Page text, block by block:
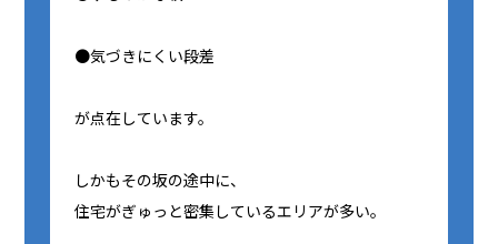
●気づきにくい段差
が点在しています。
しかもその坂の途中に、
住宅がぎゅっと密集しているエリアが多い。